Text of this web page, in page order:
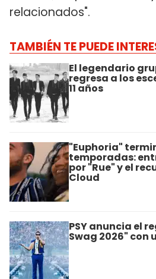
relacionados".
TAMBIÉN TE PUEDE
El legendario
regresa a los
11 años
"Euphoria"
temporadas:
por "Rue" y el
Cloud
PSY anuncia el
Swag 2026" con